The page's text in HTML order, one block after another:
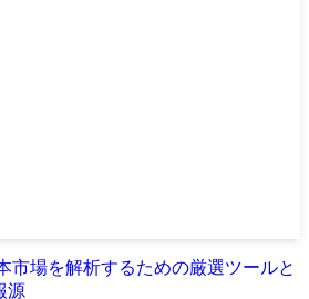
市場を解析するための厳選ツールと
源